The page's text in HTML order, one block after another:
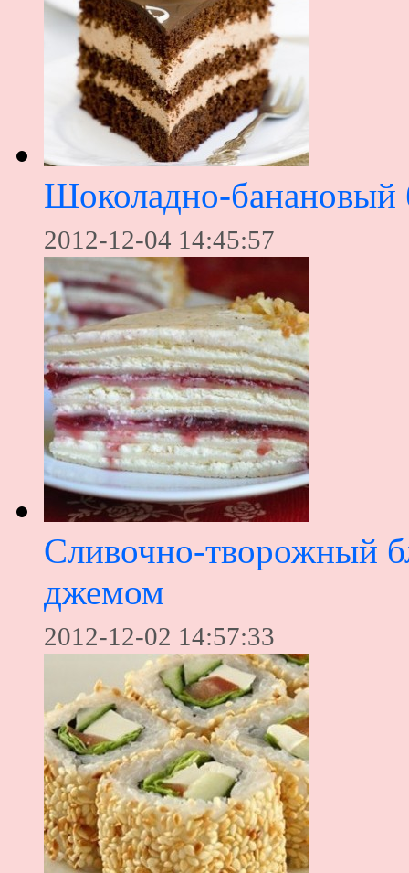
Шоколадно-банановый
2012-12-04 14:45:57
Сливочно-творожный
джемом
2012-12-02 14:57:33